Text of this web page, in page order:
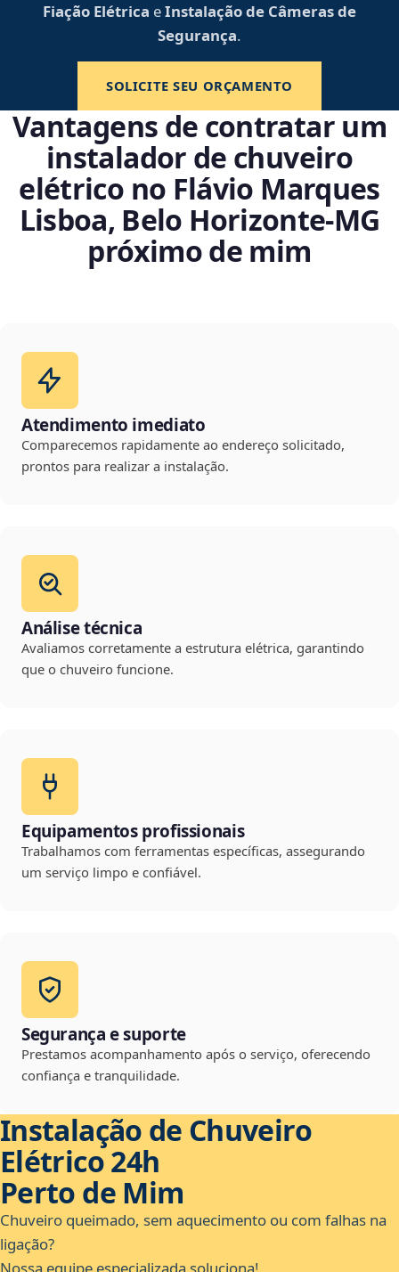
Fiação Elétrica eInstalação de Câmeras de
Segurança.
SOLICITE SEU ORÇAMENTO
Vantagens de contratar um
instalador de chuveiro
elétrico no Flávio Marques
Lisboa, Belo Horizonte‑MG
próximo de mim
Atendimento imediato
Comparecemos rapidamente ao endereço solicitado,
prontos para realizar a instalação.
Análise técnica
Avaliamos corretamente a estrutura elétrica, garantindo
que o chuveiro funcione.
Equipamentos profissionais
Trabalhamos com ferramentas específicas, assegurando
um serviço limpo e confiável.
Segurança e suporte
Prestamos acompanhamento após o serviço, oferecendo
confiança e tranquilidade.
Instalação de Chuveiro
Elétrico 24h
Perto de Mim
Chuveiro queimado, sem aquecimento ou com falhas na
ligação?